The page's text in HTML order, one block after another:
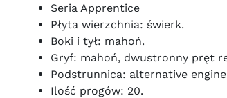
Seria Apprentice
Płyta wierzchnia: świerk.
Boki i tył: mahoń.
Gryf: mahoń, dwustronny pręt
Podstrunnica: alternative
Ilość progów: 20.